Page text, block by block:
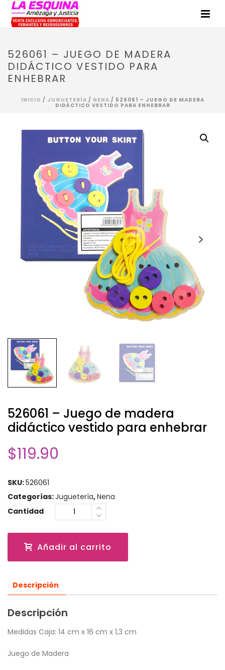
526061 – JUEGO DE MADERA
DIDÁCTICO VESTIDO PARA
ENHEBRAR
INICIO / JUGUETERÍA / NENA / 526061 – JUEGO DE MADERA
DIDÁCTICO VESTIDO PARA ENHEBRAR
526061 – Juego de madera
didáctico vestido para enhebrar
$119.90
SKU:526061
Categorías:Juguetería,Nena
Cantidad
Añadir al carrito
Descripción
Descripción
Medidas Caja: 14 cm x 16 cm x 1,3 cm
Juego de Madera